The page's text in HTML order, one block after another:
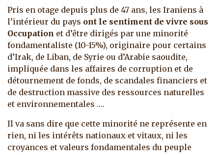
Pris en otage depuis plus de 47 ans, les Iraniens à
l’intérieur du pays ont le sentiment de vivre sous
Occupation et d’être dirigés par une minorité
fondamentaliste (10-15%), originaire pour certains
d’Irak, de Liban, de Syrie ou d’Arabie saoudite,
impliquée dans les affaires de corruption et de
détournement de fonds, de scandales financiers et
de destruction massive des ressources naturelles
et environnementales ….
Il va sans dire que cette minorité ne représente en
rien, ni les intérêts nationaux et vitaux, ni les
croyances et valeurs fondamentales du peuple